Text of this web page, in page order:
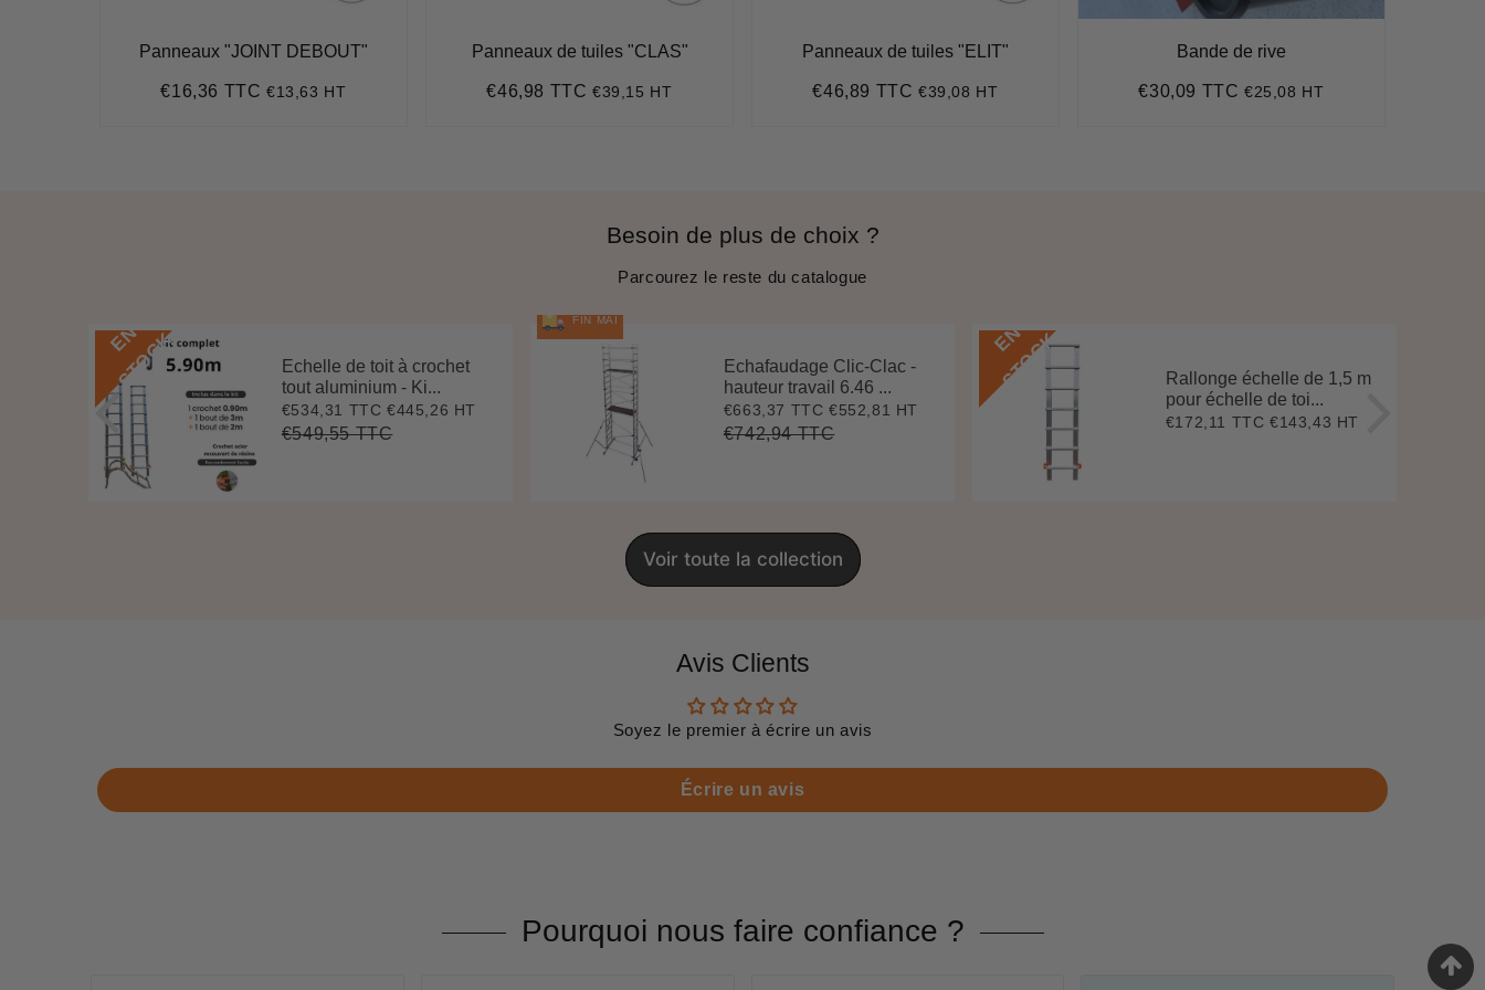
Panneaux "JOINT DEBOUT"
Prix
€16,36 TTC€16,36
€13,63 HT
Panneaux de tuiles "CLAS"
Prix
€46,98 TTC€46,98
€39,15 HT
Panneaux de tuiles "ELIT"
Prix
€46,89 TTC€46,89
€39,08 HT
Bande de rive
Prix
€30,09 TTC€30,09
€25,08 HT
Besoin de plus de choix ?
Parcourez le reste du catalogue
E
N
S
T
O
C
K
Echelle de toit à crochet
tout aluminium - Ki...
Prix
réduit
€534,31 TTC €534,31
€445,26 HT
Prix
€549,55 TTC€549,55
FIN MAI
Echafaudage Clic-Clac -
hauteur travail 6.46 ...
Prix
réduit
€663,37 TTC €663,37
€552,81 HT
Prix
€742,94 TTC€742,94
E
N
S
T
O
C
K
Rallonge échelle de 1,5 m
pour échelle de toi...
Prix
€172,11 TTC €172,11
€143,43 HT
Voir toute la collection
Avis Clients
Soyez le premier à écrire un avis
Écrire un avis
Pourquoi nous faire confiance ?